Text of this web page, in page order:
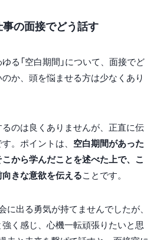
の面接でどう話す
る「空白期間」について、面接でど
か、頭を悩ませる方は少なくあり
のは良くありませんが、正直に伝
。ポイントは、 空白期間があった
から学んだことを述べた上で、こ
きな意欲を伝えることです。
に出る勇気が持てませんでしたが、
く感じ、心機一転頑張りたいと思